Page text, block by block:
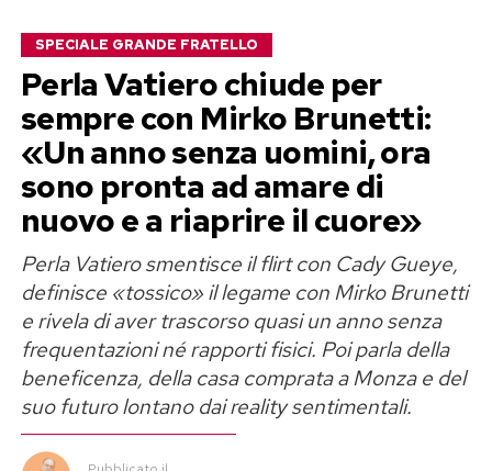
SPECIALE GRANDE FRATELLO
Perla Vatiero chiude per
sempre con Mirko Brunetti:
«Un anno senza uomini, ora
sono pronta ad amare di
nuovo e a riaprire il cuore»
Perla Vatiero smentisce il flirt con Cady Gueye,
definisce «tossico» il legame con Mirko Brunetti
e rivela di aver trascorso quasi un anno senza
frequentazioni né rapporti fisici. Poi parla della
beneficenza, della casa comprata a Monza e del
suo futuro lontano dai reality sentimentali.